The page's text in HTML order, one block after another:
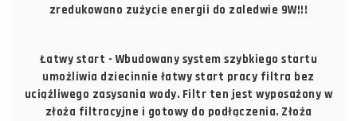
zredukowano zużycie energii do zaledwie 9W!!!
Łatwy start - Wbudowany system szybkiego startu
umożliwia dziecinnie łatwy start pracy filtra bez
uciążliwego zasysania wody. Filtr ten jest wyposażony w
złoża filtracyjne i gotowy do podłączenia. Złoża